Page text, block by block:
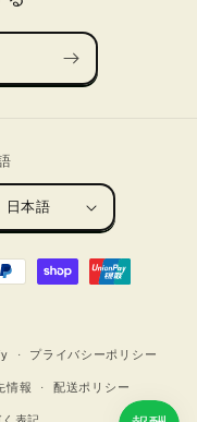
日本語
プライバシーポリシー
情報 配送ポリシー